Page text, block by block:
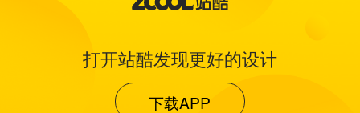
打开站酷发现更好的设计
下载APP